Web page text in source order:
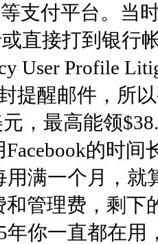
等支付平台。当
直接打到银行
User Profile
提醒邮件，所
，最高能领
的时间
用满一个月，
和管理费，剩
年你一直都在用